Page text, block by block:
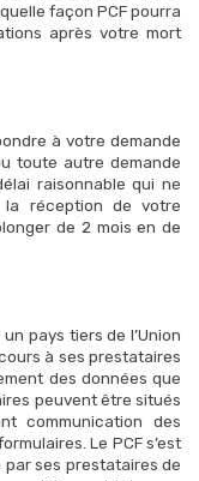
façon PCF pourra
après votre mort
à votre demande
toute autre demande
raisonnable qui ne
réception de votre
de 2 mois en de
pays tiers de l’Union
à ses prestataires
des données que
peuvent être situés
communication des
Le PCF s’est
ses prestataires de